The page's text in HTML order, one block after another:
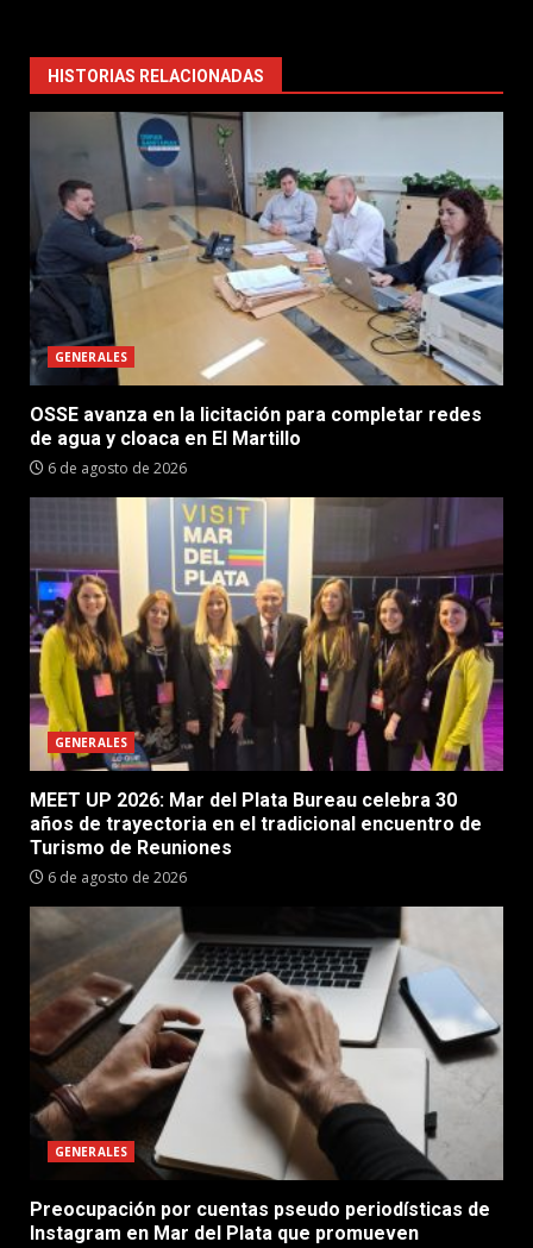
HISTORIAS RELACIONADAS
GENERALES
OSSE avanza en la licitación para completar redes
de agua y cloaca en El Martillo
6 de agosto de 2026
GENERALES
MEET UP 2026: Mar del Plata Bureau celebra 30
años de trayectoria en el tradicional encuentro de
Turismo de Reuniones
6 de agosto de 2026
GENERALES
Preocupación por cuentas pseudo periodísticas de
Instagram en Mar del Plata que promueven